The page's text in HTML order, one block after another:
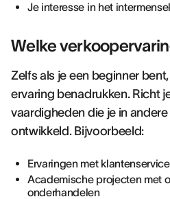
Je interesse in het
Welke
Zelfs als je een beginner
ervaring benadrukken. Richt
vaardigheden die je in
ontwikkeld. Bijvoorbeeld:
Ervaringen met klantenservice
Academische projecten met
onderhandelen